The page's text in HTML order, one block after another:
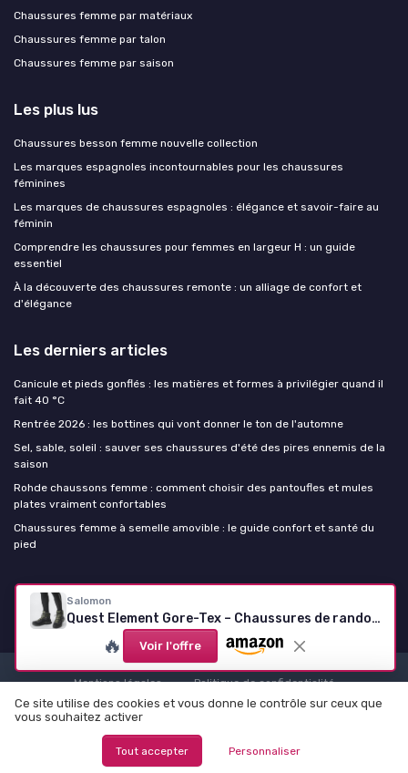
Salomon
Quest Element Gore-Tex – Chaussures de randonnée homme
🔥 Voir l'offre
Chaussures femme par matériaux
Chaussures femme par talon
Chaussures femme par saison
Les plus lus
Chaussures besson femme nouvelle collection
Les marques espagnoles incontournables pour les chaussures
féminines
Les marques de chaussures espagnoles : élégance et savoir-faire au
féminin
Comprendre les chaussures pour femmes en largeur H : un guide
essentiel
À la découverte des chaussures remonte : un alliage de confort et
d'élégance
Les derniers articles
Canicule et pieds gonflés : les matières et formes à privilégier quand il
fait 40 °C
Rentrée 2026 : les bottines qui vont donner le ton de l'automne
Sel, sable, soleil : sauver ses chaussures d'été des pires ennemis de la
saison
Rohde chaussons femme : comment choisir des pantoufles et mules
plates vraiment confortables
Chaussures femme à semelle amovible : le guide confort et santé du
pied
Chaussure femme
Mentions légales
Politique de confidentialité
© Chaussure femme 2026
Ce site utilise des cookies et vous donne le contrôle sur ceux que
vous souhaitez activer
Tout accepter Personnaliser